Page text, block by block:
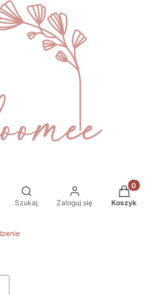
Otwórz wyszukiwarkę
Szukaj Zaloguj się Koszyk